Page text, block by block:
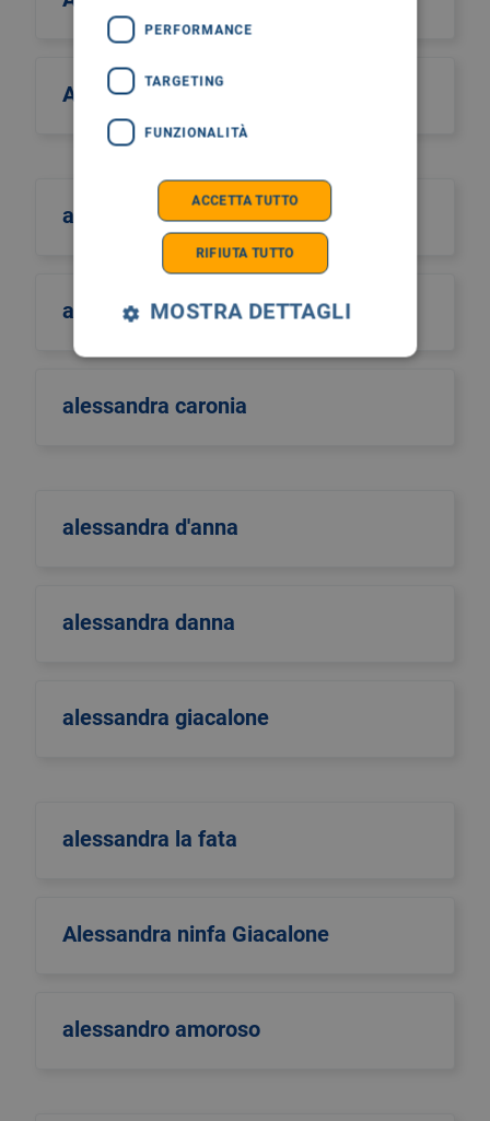
Alcos Zahar
aldo scarpa
aldo sinigaglia
alessandra caronia
alessandra d'anna
alessandra danna
alessandra giacalone
alessandra la fata
Alessandra ninfa Giacalone
alessandro amoroso
PERFORMANCE
TARGETING
FUNZIONALITÀ
ACCETTA TUTTO
RIFIUTA TUTTO
MOSTRA DETTAGLI